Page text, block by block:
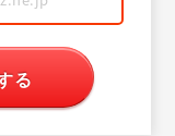
る